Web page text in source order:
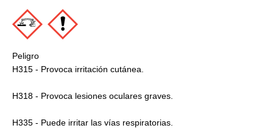
Peligro
H315 - Provoca irritación cutánea.
H318 - Provoca lesiones oculares graves.
H335 - Puede irritar las vías respiratorias.